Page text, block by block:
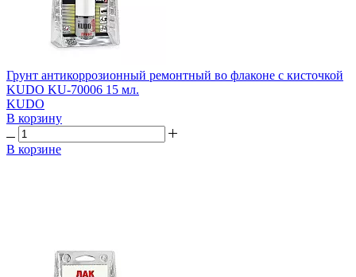
Грунт антикоррозионный ремонтный во флаконе с кисточкой
KUDO KU-70006 15 мл.
KUDO
В корзину
В корзине